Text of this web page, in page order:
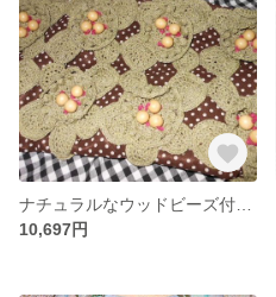
10,697円